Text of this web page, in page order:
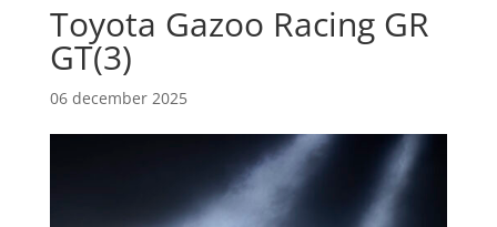
Toyota Gazoo Racing GR
GT(3)
06 december 2025